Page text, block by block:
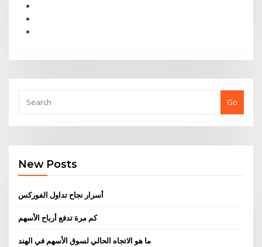
Go
New Posts
أسرار نجاح تداول الفوركس
كم مرة تدفع أرباح الأسهم
ما هو الاتجاه الحالي لسوق الأسهم في الهند